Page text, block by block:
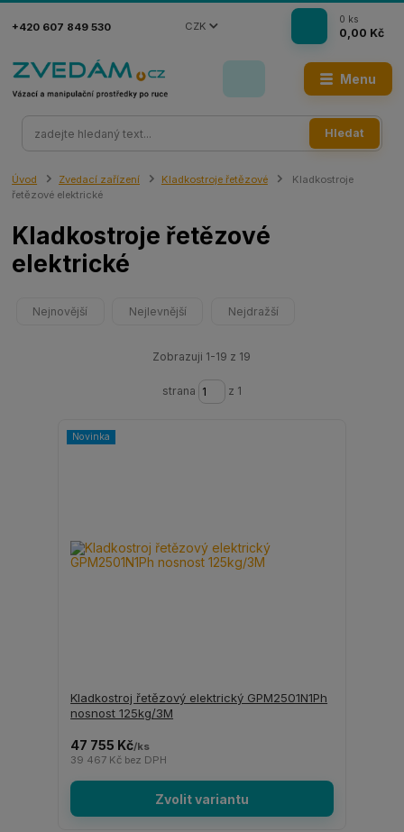
Menu
CZK
Hledat
+420 607 849 530
0 ks
0,00 Kč
Úvod Zvedací zařízení Kladkostroje řetězové
Kladkostroje
řetězové elektrické
Kladkostroje řetězové
elektrické
Nejnovější Nejlevnější Nejdražší
Zobrazuji 1-19 z 19
strana z 1
Novinka
Kladkostroj řetězový elektrický GPM2501N1Ph
nosnost 125kg/3M
47 755 Kč/ks
39 467 Kč bez DPH
Zvolit variantu